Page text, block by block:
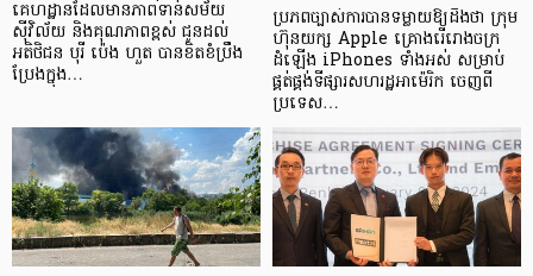
គេហដ្ឋានដែលមានភាពទាន់សម័យ
ស៊ីវិល័យ និងគុណភាពខ្ពស់ ជូនដល់
អតិថិជន បុរី ប៉េង ហួត បានខិតខំប្រឹង
ប្រែងក្នុង…
ប្រភពច្បាស់ការបានទម្លាយឱ្យដឹងថា ក្រុម
ហ៊ុនយក្ស Apple គ្រោងរើរោងចក្រ
ដំឡើង iPhones ទាំងអស់ សម្រាប់
ផ្គត់ផ្គង់ទីផ្សារសហរដ្ឋអាម៉េរិក ចេញពី
ប្រទេស…